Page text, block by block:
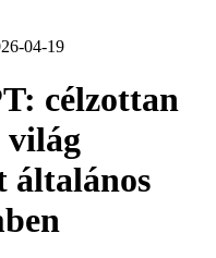
04-19
célzottan
világ
általános